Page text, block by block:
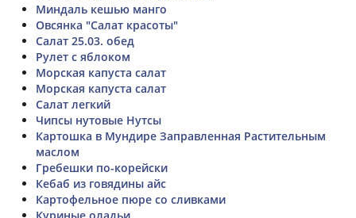
Миндаль кешью манго
Овсянка "Салат красоты"
Салат 25.03. обед
Рулет с яблоком
Морская капуста салат
Морская капуста салат
Салат легкий
Чипсы нутовые Нутсы
Картошка в Мундире Заправленная Растительным
маслом
Гребешки по-корейски
Кебаб из говядины айс
Картофельное пюре со сливками